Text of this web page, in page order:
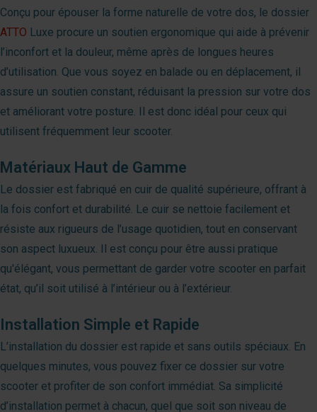
Conçu pour épouser la forme naturelle de votre dos, le dossier
ATTO Luxe procure un soutien ergonomique qui aide à prévenir
l’inconfort et la douleur, même après de longues heures
d’utilisation. Que vous soyez en balade ou en déplacement, il
assure un soutien constant, réduisant la pression sur votre dos
et améliorant votre posture. Il est donc idéal pour ceux qui
utilisent fréquemment leur scooter.
Matériaux Haut de Gamme
Le dossier est fabriqué en cuir de qualité supérieure, offrant à
la fois confort et durabilité. Le cuir se nettoie facilement et
résiste aux rigueurs de l’usage quotidien, tout en conservant
son aspect luxueux. Il est conçu pour être aussi pratique
qu'élégant, vous permettant de garder votre scooter en parfait
état, qu’il soit utilisé à l’intérieur ou à l’extérieur.
Installation Simple et Rapide
L’installation du dossier est rapide et sans outils spéciaux. En
quelques minutes, vous pouvez fixer ce dossier sur votre
scooter et profiter de son confort immédiat. Sa simplicité
d’installation permet à chacun, quel que soit son niveau de